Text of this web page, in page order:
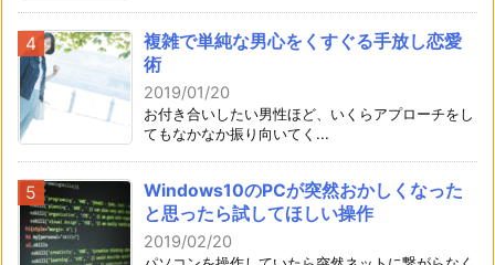
複雑で単純な男心をくすぐる手放し恋愛
術
2019/01/20
お付き合いしたい男性ほど、いくらアプローチをし
てもなかなか振り向いてく...
Windows10のPCが突然おかしくなった
と思ったら試してほしい操作
2019/02/20